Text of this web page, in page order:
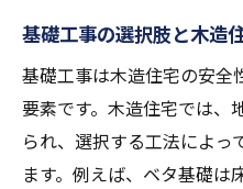
木造住宅の寿命
効率的な基礎工事を
基礎工事を効率
基礎工事の選択肢と木造
基礎工事は木造住宅の安全
要素です。木造住宅では、
られ、選択する工法によっ
ます。例えば、ベタ基礎は